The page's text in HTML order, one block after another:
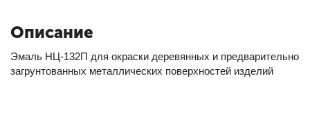
Описание
Эмаль НЦ-132П для окраски деревянных и предварительно
загрунтованных металлических поверхностей изделий